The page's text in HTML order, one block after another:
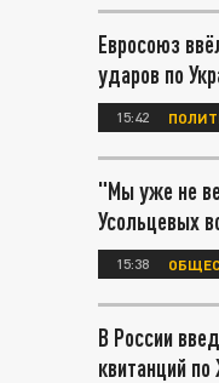
Евросоюз
ударов по
15:42
"Мы уже не
Усольцевых
15:38
В России
квитанций